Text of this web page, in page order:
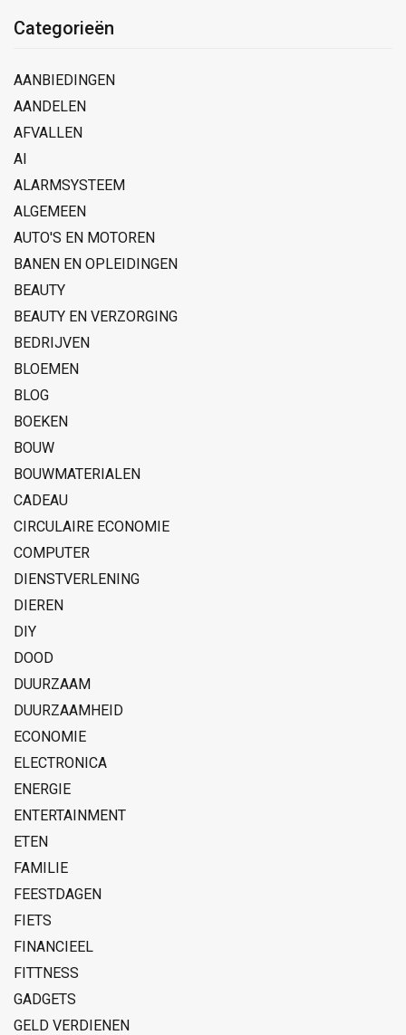
Categorieën
AANBIEDINGEN
AANDELEN
AFVALLEN
AI
ALARMSYSTEEM
ALGEMEEN
AUTO'S EN MOTOREN
BANEN EN OPLEIDINGEN
BEAUTY
BEAUTY EN VERZORGING
BEDRIJVEN
BLOEMEN
BLOG
BOEKEN
BOUW
BOUWMATERIALEN
CADEAU
CIRCULAIRE ECONOMIE
COMPUTER
DIENSTVERLENING
DIEREN
DIY
DOOD
DUURZAAM
DUURZAAMHEID
ECONOMIE
ELECTRONICA
ENERGIE
ENTERTAINMENT
ETEN
FAMILIE
FEESTDAGEN
FIETS
FINANCIEEL
FITTNESS
GADGETS
GELD VERDIENEN